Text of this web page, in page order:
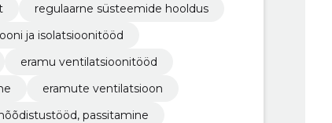
regulaarne süsteemide hooldus
ja isolatsioonitööd
eramu ventilatsioonitööd
eramute ventilatsioon
passitamine